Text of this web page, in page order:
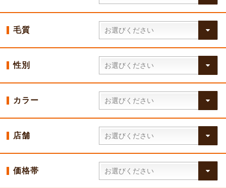
毛質
性別
カラー
店舗
価格帯